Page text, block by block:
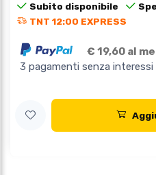
Subito disponibile
TNT 12:00 EXPRESS
€ 19,60 al
3 pagamenti senza interessi